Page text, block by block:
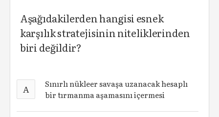
Aşağıdakilerden hangisi esnek
karşılık stratejisinin niteliklerinden
biri değildir?
A
Sınırlı nükleer savaşa uzanacak hesaplı
bir tırmanma aşamasını içermesi